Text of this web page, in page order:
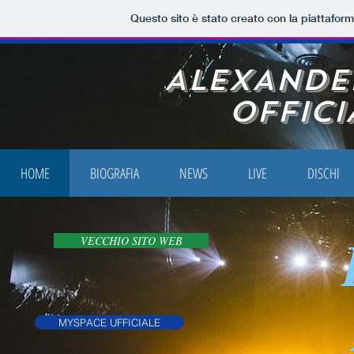
Questo sito è stato creato con la
VECCHIO SITO WEB
MYSPACE UFFICIALE
HOME BIOGRAFIA NEWS LIVE DISCHI